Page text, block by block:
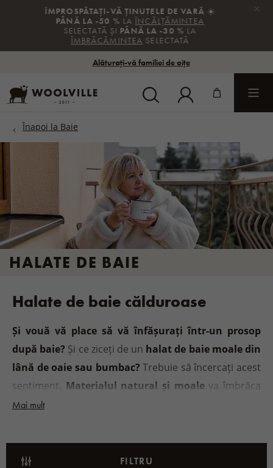
× REDUCERI DE VACANȚĂ
%LAARTICOLELE FĂRĂ REDUCERE
COD:EXTRA
Alăturați-vă familiei de oițe
HALATE DE BAIE
Halate de baie călduroase
Și vouă vă place să vă înfășurați într-un prosop
după baie? Și ce ziceți de un halat de baie moale din
lână de oaie sau bumbac? Trebuie să încercați acest
sentiment. Materialul natural și moaleva îmbrăca
corpul vostru ca pe un norișor, iar voi vă veți simți
sunt potrivite atât pentrudoamne cât și pentru
domni
și nu am uitat nici de copii, și pentru ei avem
Mai mult
FILTRU